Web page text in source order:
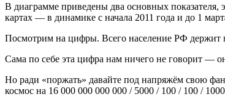
В диаграмме приведены два основных показателя,
картах — в динамике с начала 2011 года и до 1
Посмотрим на цифры. Всего население РФ держит
Сама по себе эта цифра нам ничего не говорит —
Но ради «поржать» давайте под напряжём свою
космос на 16 000 000 000 000 / 5000 / 100 / 100 /